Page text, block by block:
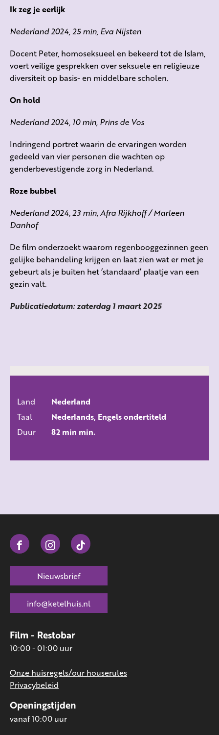
Ik zeg je eerlijk
Nederland 2024, 25 min, Eva Nijsten
Docent Peter, homoseksueel en bekeerd tot de Islam,
voert veilige gesprekken over seksuele en religieuze
diversiteit op basis- en middelbare scholen.
On hold
Nederland 2024, 10 min, Prins de Vos
Indringend portret waarin de ervaringen worden
gedeeld van vier personen die wachten op
genderbevestigende zorg in Nederland.
Roze bubbel
Nederland 2024, 23 min, Afra Rijkhoff / Marleen
Danhof
De film onderzoekt waarom regenbooggezinnen geen
gelijke behandeling krijgen en laat zien wat er met je
gebeurt als je buiten het ‘standaard’ plaatje van een
gezin valt.
Publicatiedatum: zaterdag 1 maart 2025
Land
Nederland
Taal
Nederlands, Engels ondertiteld
Duur
82 min min.
Openingstijden
vanaf 10:00 uur
Film - Restobar
10:00 - 01:00 uur
Onze huisregels/our houserules
Privacybeleid
Nieuwsbrief
info@ketelhuis.nl